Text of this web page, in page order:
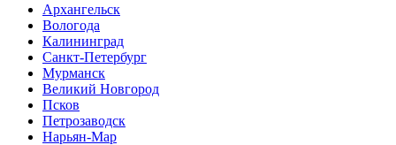
Архангельск
Вологода
Калининград
Санкт-Петербург
Мурманск
Великий Новгород
Псков
Петрозаводск
Нарьян-Мар